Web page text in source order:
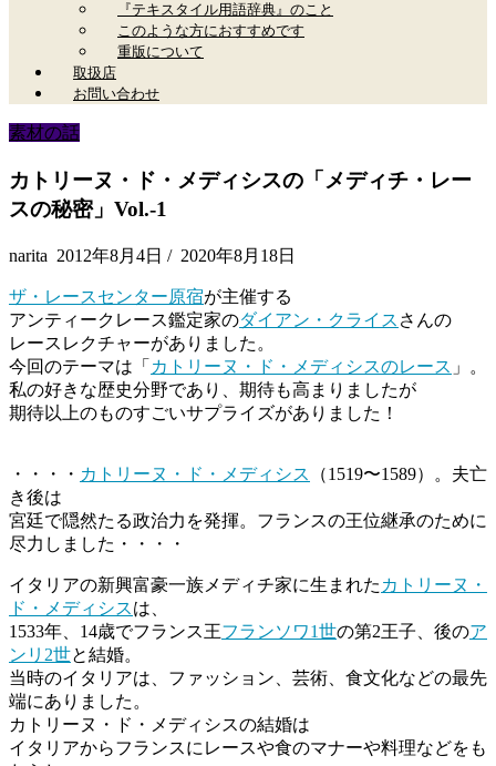
『テキスタイル用語辞典』のこと
このような方におすすめです
重版について
取扱店
お問い合わせ
素材の話
カトリーヌ・ド・メディシスの「メディチ・レー
スの秘密」Vol.-1
narita 2012年8月4日 / 2020年8月18日
ザ・レースセンター原宿が主催する
アンティークレース鑑定家のダイアン・クライス さんの
レースレクチャーがありました。
今回のテーマは「 カトリーヌ・ド・メディシスのレース 」。
私の好きな歴史分野であり、期待も高まりましたが
期待以上のものすごいサプライズがありました！
・・・・ カトリーヌ・ド・メディシス
（1519〜1589）。夫亡
き後は
宮廷で隠然たる政治力を発揮。フランスの王位継承のために
尽力しました・・・・
イタリアの新興富豪一族メディチ家に生まれた カトリーヌ・
ド・メディシスは、
1533年、14歳でフランス王フランソワ1世の第2王子、後のア
ンリ2世と結婚。
当時のイタリアは、ファッション、芸術、食文化などの最先
端にありました。
カトリーヌ・ド・メディシスの結婚は
イタリアからフランスにレースや食のマナーや料理などをも